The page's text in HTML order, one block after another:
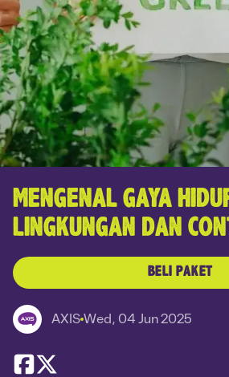
MENGENAL GAYA
LINGKUNGAN DAN
BELI PAKET
AXIS Wed, 04 Jun 2025